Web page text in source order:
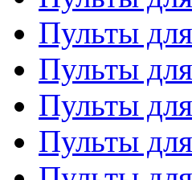
Пульты
Пульты
Пульты
Пульты